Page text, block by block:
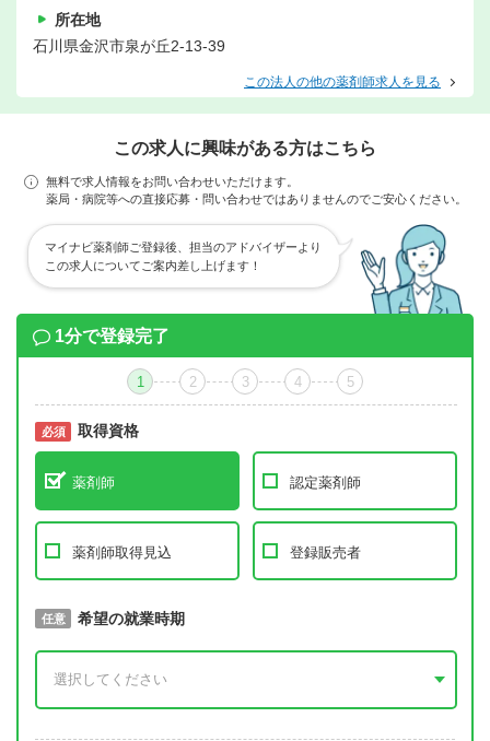
所在地
石川県金沢市泉が丘2-13-39
この法人の他の薬剤師求人を見る
この求人に興味がある方はこちら
無料で求人情報をお問い合わせいただけます。
薬局・病院等への直接応募・問い合わせではありませんのでご安心ください。
マイナビ薬剤師ご登録後、担当のアドバイザーより
この求人についてご案内差し上げます！
1分で登録完了
1 2 3 4 5
必須 取得資格
薬剤師 認定薬剤師
薬剤師取得見込 登録販売者
必須 取得予定年
任意 希望の就業時期